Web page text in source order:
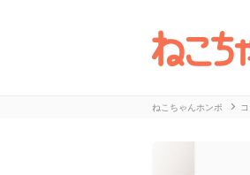
ねこちゃんホンポ